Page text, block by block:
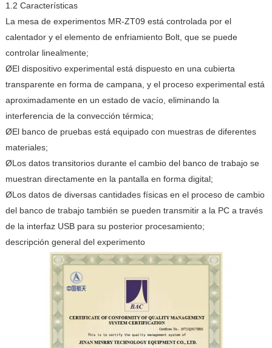
1.2 Características
La mesa de experimentos MR-ZT09 está controlada por el
calentador y el elemento de enfriamiento Bolt, que se puede
controlar linealmente;
ØEl dispositivo experimental está dispuesto en una cubierta
transparente en forma de campana, y el proceso experimental está
aproximadamente en un estado de vacío, eliminando la
interferencia de la convección térmica;
ØEl banco de pruebas está equipado con muestras de diferentes
materiales;
ØLos datos transitorios durante el cambio del banco de trabajo se
muestran directamente en la pantalla en forma digital;
ØLos datos de diversas cantidades físicas en el proceso de cambio
del banco de trabajo también se pueden transmitir a la PC a través
de la interfaz USB para su posterior procesamiento;
descripción general del experimento